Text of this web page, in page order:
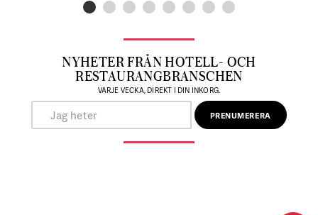
NYHETER FRÅN HOTELL- OCH
RESTAURANGBRANSCHEN
VARJE VECKA, DIREKT I DIN INKORG.